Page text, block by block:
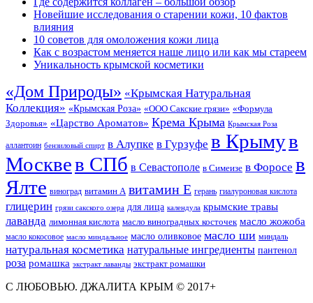
Новейшие исследования о старении кожи, 10 фактов
влияния
10 советов для омоложения кожи лица
Как с возрастом меняется наше лицо или как мы стареем
Уникальность крымской косметики
«Дом Природы» «Крымская Натуральная
Коллекция» «Крымская Роза» «ООО Сакские грязи» «Формула
Здоровья» «Царство Ароматов» Крема Крыма Крымская Роза
аллантоин бензиловый спирт в Алупке в Гурзуфе в Крымув
Москвев СПб в Севастополе в Симеизе в Форосе в
Ялте виноград витамин А витамин Е герань гиалуроновая кислота
глицерин грязи сакского озера для лица календула крымские травы
лаванда лимонная кислота масло виноградных косточек масло жожоба
масло кокосовое масло миндальное масло оливковое масло ши миндаль
натуральная косметика натуральные ингредиенты пантенол
роза ромашка экстракт лаванды экстракт ромашки
С ЛЮБОВЬЮ. ДЖАЛИТА КРЫМ © 2017+